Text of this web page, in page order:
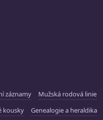
záznamy Mužská rodová linie
kousky Genealogie a heraldika